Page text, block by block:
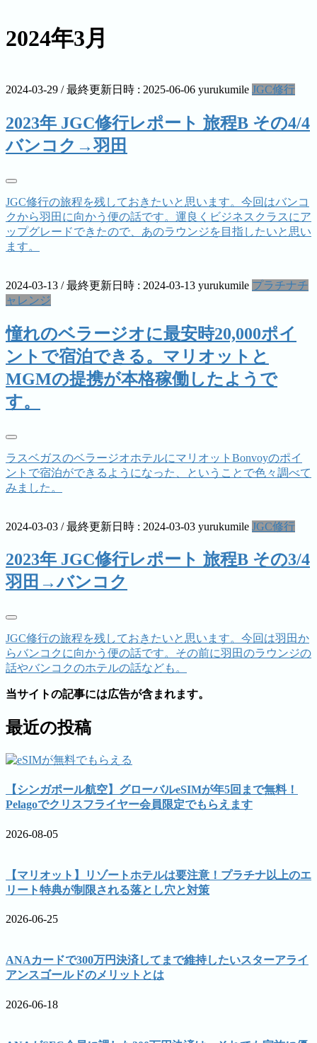
2024年3月
2024-03-29 / 最終更新日時 : 2025-06-06 yurukumile JGC修行
2023年 JGC修行レポート 旅程B その4/4
バンコク→羽田
JGC修行の旅程を残しておきたいと思います。今回はバンコ
クから羽田に向かう便の話です。運良くビジネスクラスにア
ップグレードできたので、あのラウンジを目指したいと思い
ます。
2024-03-13 / 最終更新日時 : 2024-03-13 yurukumile プラチナチ
ャレンジ
憧れのベラージオに最安時20,000ポイ
ントで宿泊できる。マリオットと
MGMの提携が本格稼働したようで
す。
ラスベガスのベラージオホテルにマリオットBonvoyのポイ
ントで宿泊ができるようになった、ということで色々調べて
みました。
2024-03-03 / 最終更新日時 : 2024-03-03 yurukumile JGC修行
2023年 JGC修行レポート 旅程B その3/4
羽田→バンコク
JGC修行の旅程を残しておきたいと思います。今回は羽田か
らバンコクに向かう便の話です。その前に羽田のラウンジの
話やバンコクのホテルの話なども。
当サイトの記事には広告が含まれます。
最近の投稿
【シンガポール航空】グローバルeSIMが年5回まで無料！
Pelagoでクリスフライヤー会員限定でもらえます
2026-08-05
【マリオット】リゾートホテルは要注意！プラチナ以上のエ
リート特典が制限される落とし穴と対策
2026-06-25
ANAカードで300万円決済してまで維持したいスターアライ
アンスゴールドのメリットとは
2026-06-18